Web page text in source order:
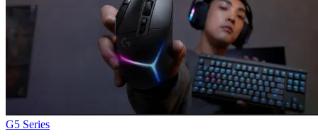
G5 Series